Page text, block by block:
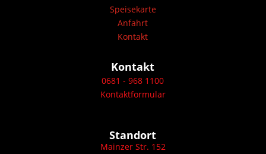
Speisekarte
Anfahrt
Kontakt
Kontakt
0681 - 968 1100
Kontaktformular
Standort
Mainzer Str. 152